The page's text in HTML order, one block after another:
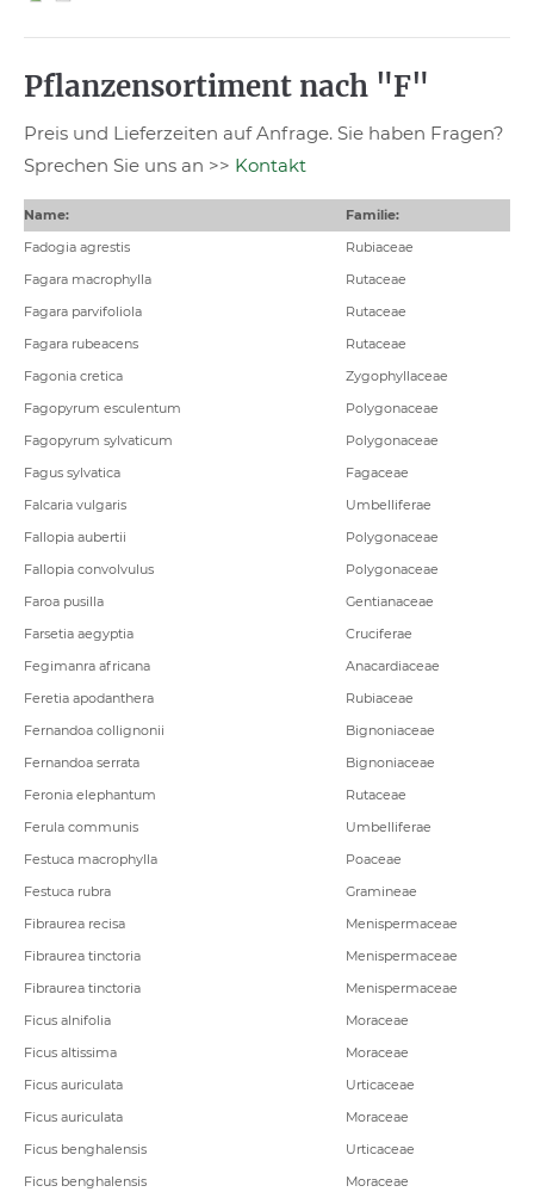
Pflanzensortiment nach "F"
Preis und Lieferzeiten auf Anfrage. Sie haben Fragen?
Sprechen Sie uns an >> Kontakt
Name:
Familie:
Fadogia agrestis
Rubiaceae
Fagara macrophylla
Rutaceae
Fagara parvifoliola
Rutaceae
Fagara rubeacens
Rutaceae
Fagonia cretica
Zygophyllaceae
Fagopyrum esculentum
Polygonaceae
Fagopyrum sylvaticum
Polygonaceae
Fagus sylvatica
Fagaceae
Falcaria vulgaris
Umbelliferae
Fallopia aubertii
Polygonaceae
Fallopia convolvulus
Polygonaceae
Faroa pusilla
Gentianaceae
Farsetia aegyptia
Cruciferae
Fegimanra africana
Anacardiaceae
Feretia apodanthera
Rubiaceae
Fernandoa collignonii
Bignoniaceae
Fernandoa serrata
Bignoniaceae
Feronia elephantum
Rutaceae
Ferula communis
Umbelliferae
Festuca macrophylla
Poaceae
Festuca rubra
Gramineae
Fibraurea recisa
Menispermaceae
Fibraurea tinctoria
Menispermaceae
Fibraurea tinctoria
Menispermaceae
Ficus alnifolia
Moraceae
Ficus altissima
Moraceae
Ficus auriculata
Urticaceae
Ficus auriculata
Moraceae
Ficus benghalensis
Urticaceae
Ficus benghalensis
Moraceae